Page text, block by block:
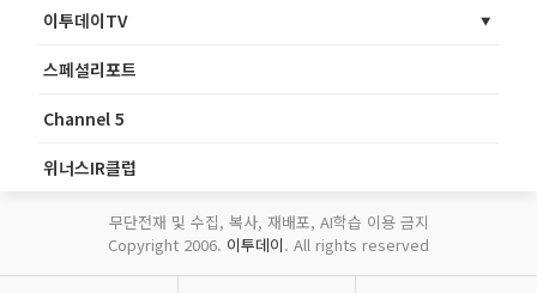
이투데이TV
스페셜리포트
Channel 5
위너스IR클럽
무단전재 및 수집, 복사, 재배포, AI학습 이용 금지
Copyright 2006. 이투데이. All rights reserved